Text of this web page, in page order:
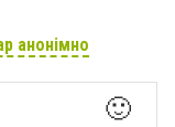
анонімно
🙂